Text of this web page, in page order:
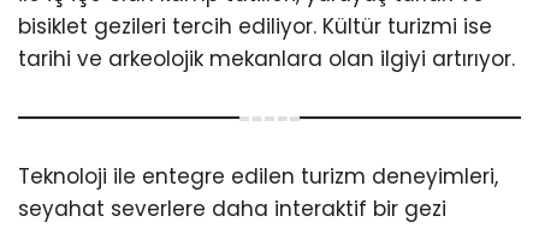
bisiklet gezileri tercih ediliyor. Kültür turizmi ise
tarihi ve arkeolojik mekanlara olan ilgiyi artırıyor.
Teknoloji ile entegre edilen turizm deneyimleri,
seyahat severlere daha interaktif bir gezi